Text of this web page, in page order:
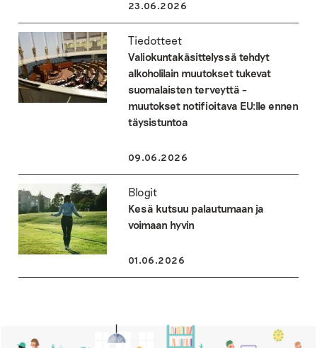
23.06.2026
Tiedotteet
Valiokuntakäsittelyssä tehdyt
alkoholilain muutokset tukevat
suomalaisten terveyttä –
muutokset notifioitava EU:lle ennen
täysistuntoa
09.06.2026
Blogit
Kesä kutsuu palautumaan ja
voimaan hyvin
01.06.2026